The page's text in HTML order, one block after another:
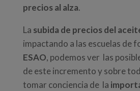
precios al alza.
La subida de precios del
impactando a las escuelas de
ESAO, podemos ver las
de este incremento y sobre
tomar conciencia de la